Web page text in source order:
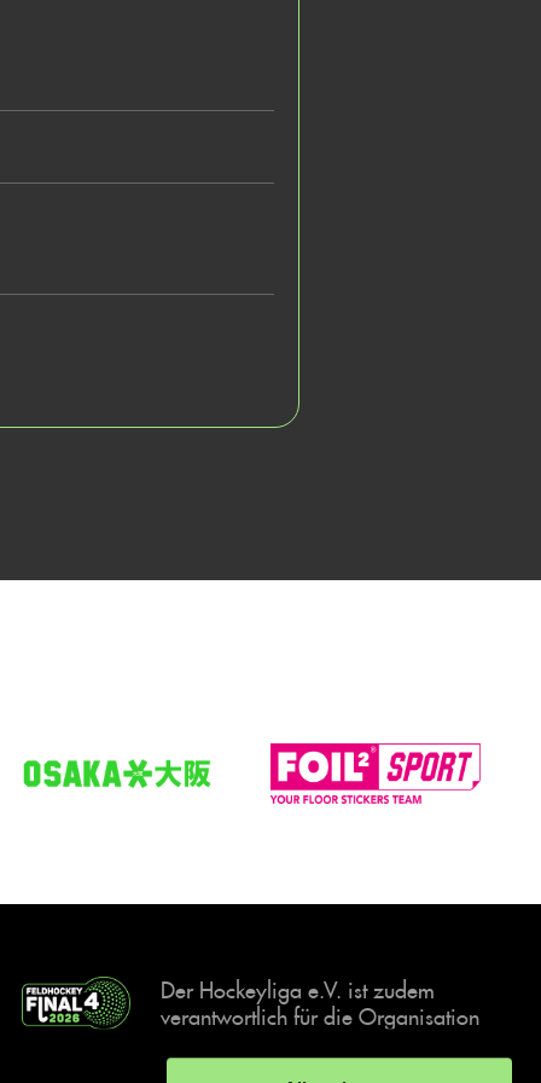
Der Hockeyliga e.V. ist zudem
verantwortlich für die Organisation
Events, der deutschen Hockey-